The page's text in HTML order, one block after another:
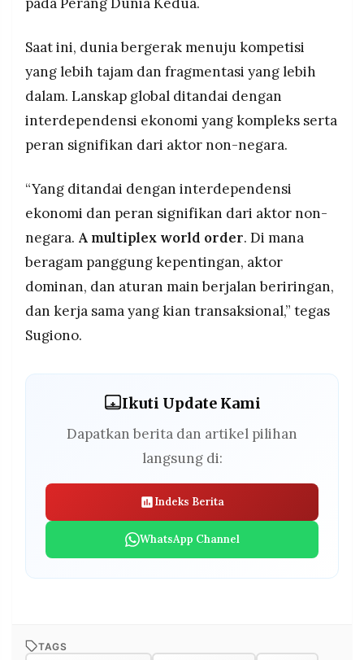
pada Perang Dunia Kedua.
Saat ini, dunia bergerak menuju kompetisi
yang lebih tajam dan fragmentasi yang lebih
dalam. Lanskap global ditandai dengan
interdependensi ekonomi yang kompleks serta
peran signifikan dari aktor non-negara.
“Yang ditandai dengan interdependensi
ekonomi dan peran signifikan dari aktor non-
negara. A multiplex world order. Di mana
beragam panggung kepentingan, aktor
dominan, dan aturan main berjalan beriringan,
dan kerja sama yang kian transaksional,” tegas
Sugiono.
Ikuti Update Kami
Dapatkan berita dan artikel pilihan
langsung di:
Indeks Berita
WhatsApp Channel
TAGS